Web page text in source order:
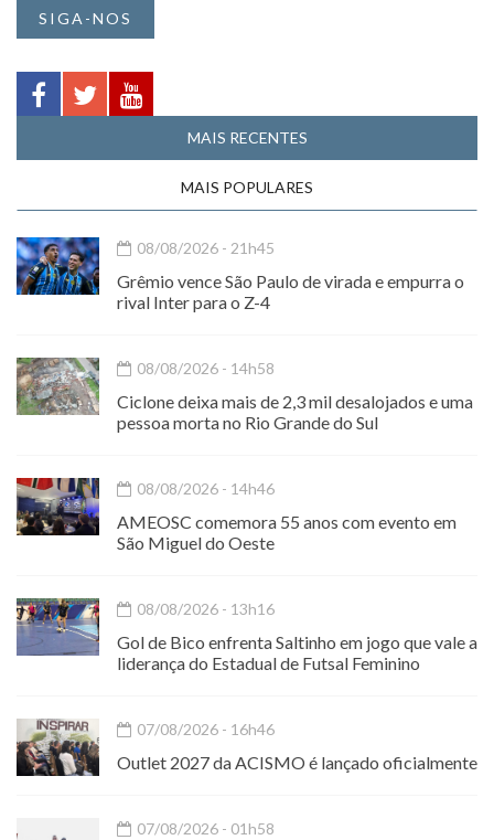
SIGA-NOS
MAIS RECENTES
MAIS POPULARES
08/08/2026 - 21h45
Grêmio vence São Paulo de virada e empurra o
rival Inter para o Z-4
08/08/2026 - 14h58
Ciclone deixa mais de 2,3 mil desalojados e uma
pessoa morta no Rio Grande do Sul
08/08/2026 - 14h46
AMEOSC comemora 55 anos com evento em
São Miguel do Oeste
08/08/2026 - 13h16
Gol de Bico enfrenta Saltinho em jogo que vale a
liderança do Estadual de Futsal Feminino
07/08/2026 - 16h46
Outlet 2027 da ACISMO é lançado oficialmente
07/08/2026 - 01h58